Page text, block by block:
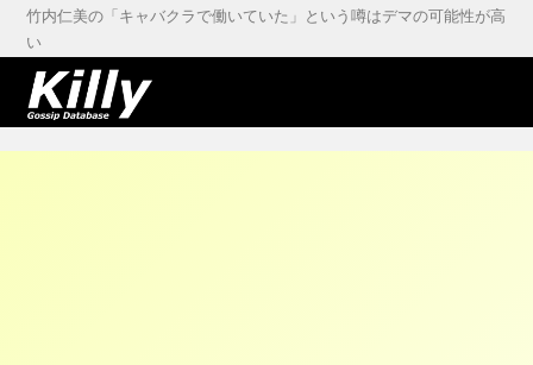
竹内仁美の「キャバクラで働いていた」という噂はデマの可能性が高
い